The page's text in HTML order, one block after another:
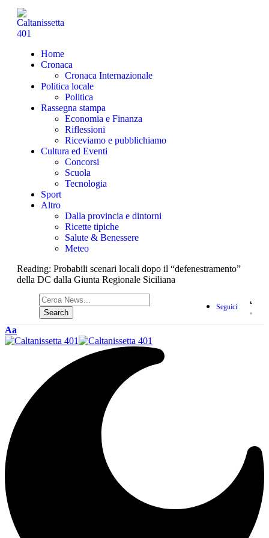
Home
Cronaca
Cronaca Internazionale
Politica locale
Politica
Rassegna stampa
Economia e Finanza
Riflessioni
Riceviamo e pubblichiamo
Cultura ed Eventi
Concorsi
Scuola
Tecnologia
Sport
Altro
Dalla provincia e dintorni
Ricette tipiche
Salute & Benessere
Meteo
Reading: Probabili scenari locali dopo il “defenestramento”
della DC dalla Giunta Regionale Siciliana
Seguici
Aa